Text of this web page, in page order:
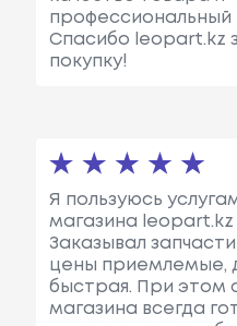
профессиональный
Спасибо leopart.kz
покупку!
Я пользуюсь
магазина leopart.kz
Заказывал
цены приемлемые,
быстрая. При этом
магазина всегда